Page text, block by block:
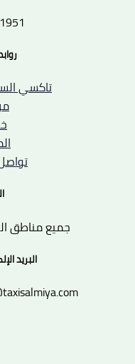
تاكسي
جميع مناطق
البريد